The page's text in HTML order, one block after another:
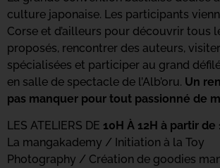
culture japonaise. Les participants
Corse et d’ailleurs pour découvrir tous
proposés, rencontrer des auteurs,
spécialisées et participer au grand
en salle de spectacle de l’Alb’oru. Un
pas manquer pour tout passionné de
LES ATELIERS DE 10H À 12H à partir de
La mangakademy / Initiation à la Toy
Photography / Création de goodies